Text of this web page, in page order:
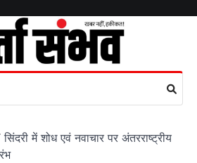
में शोध एवं नवाचार पर अंतरराष्ट्रीय